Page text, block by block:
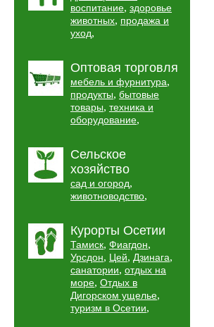
воспитание, здоровье
животных, продажа и
уход,
Оптовая торговля
мебель и фурнитура,
продукты, бытовые
товары, техника и
оборудование,
Сельское
хозяйство
сад и огород,
животноводство,
Курорты Осетии
Тамиск, Фиагдон,
Урсдон, Цей, Дзинага,
санатории, отдых на
море, Отдых в
Дигорском ущелье,
туризм в Осетии,